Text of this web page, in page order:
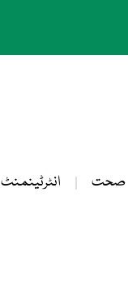
صحت انٹرٹینمنٹ